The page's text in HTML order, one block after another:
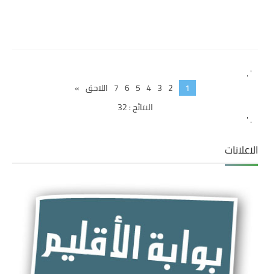
' .
1
2
3
4
5
6
7 اللاحق »
النتائج : 32
. '
الاعلانات